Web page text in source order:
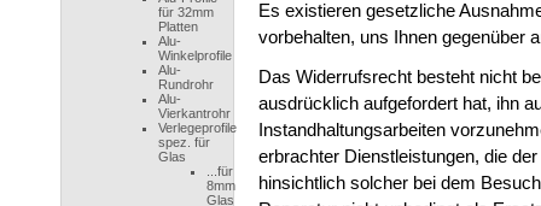
Es existieren gesetzliche
vorbehalten, uns Ihnen gegenüber
Das Widerrufsrecht besteht nicht
ausdrücklich aufgefordert hat, ihn
Instandhaltungsarbeiten
erbrachter Dienstleistungen, die
hinsichtlich solcher bei dem
für 32mm
Platten
Alu-
Winkelprofile
Alu-
Rundrohr
Alu-
Vierkantrohr
Verlegeprofile
spez. für
Glas
...für
8mm
Glas